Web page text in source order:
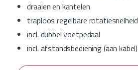
draaien en kantelen
traploos regelbare rotatiesnelheid
incl. dubbel voetpedaal
incl. afstandsbediening (aan kabel)